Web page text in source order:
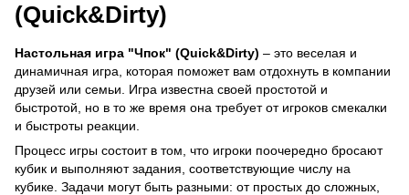
(Quick&Dirty)
Настольная игра "Чпок" (Quick&Dirty) – это веселая и
динамичная игра, которая поможет вам отдохнуть в компании
друзей или семьи. Игра известна своей простотой и
быстротой, но в то же время она требует от игроков смекалки
и быстроты реакции.
Процесс игры состоит в том, что игроки поочередно бросают
кубик и выполняют задания, соответствующие числу на
кубике. Задачи могут быть разными: от простых до сложных,